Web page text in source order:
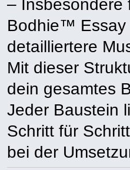
– Insbesondere
Bodhie™ Essay
detailliertere
Mit dieser
dein gesamtes
Jeder Baustein
Schritt für
bei der